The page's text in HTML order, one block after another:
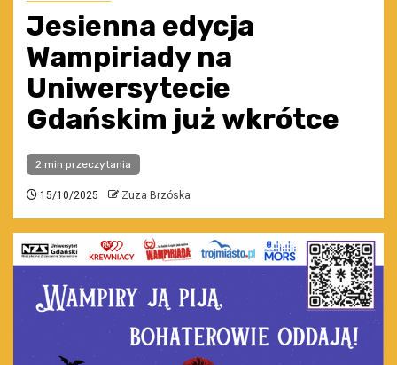
Jesienna edycja
Wampiriady na
Uniwersytecie
Gdańskim już wkrótce
2 min przeczytania
15/10/2025 Zuza Brzóska